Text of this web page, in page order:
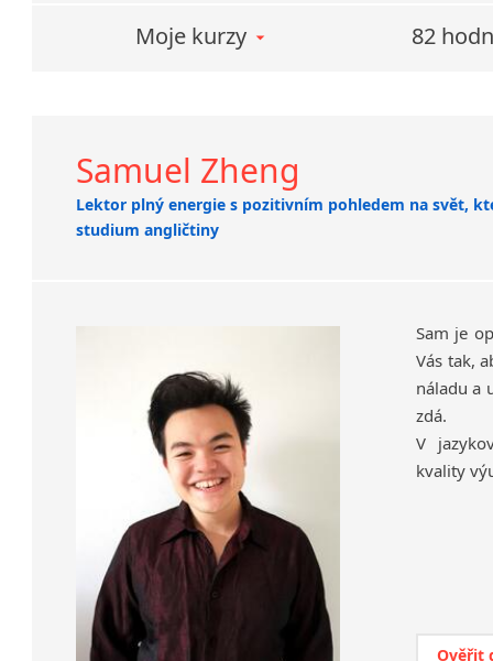
Moje kurzy 82
Samuel Zheng
Lektor plný energie s pozitivním pohledem na svět,
studium angličtiny
Sam je
Vás tak,
náladu a
zdá.
V
kvality
Ověřit